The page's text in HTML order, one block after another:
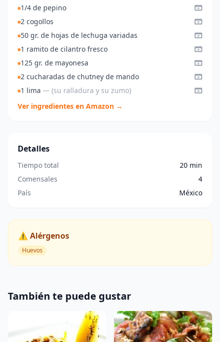
1/4 de pepino
2 cogollos
50 gr. de hojas de lechuga variadas
1 ramito de cilantro fresco
125 gr. de mayonesa
2 cucharadas de chutney de mando
1 lima — (su ralladura y su zumo)
Ver ingredientes en Amazon →
Detalles
Tiempo total
20 min
Comensales
4
País
México
⚠️ Alérgenos
Huevos
También te puede gustar